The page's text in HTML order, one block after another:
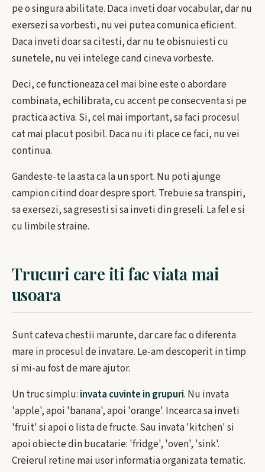
pe o singura abilitate. Daca inveti doar vocabular, dar nu
exersezi sa vorbesti, nu vei putea comunica eficient.
Daca inveti doar sa citesti, dar nu te obisnuiesti cu
sunetele, nu vei intelege cand cineva vorbeste.
Deci, ce functioneaza cel mai bine este o abordare
combinata, echilibrata, cu accent pe consecventa si pe
practica activa. Si, cel mai important, sa faci procesul
cat mai placut posibil. Daca nu iti place ce faci, nu vei
continua.
Gandeste-te la asta ca la un sport. Nu poti ajunge
campion citind doar despre sport. Trebuie sa transpiri,
sa exersezi, sa gresesti si sa inveti din greseli. La fel e si
cu limbile straine.
Trucuri care iti fac viata mai
usoara
Sunt cateva chestii marunte, dar care fac o diferenta
mare in procesul de invatare. Le-am descoperit in timp
si mi-au fost de mare ajutor.
Un truc simplu: invata cuvinte in grupuri. Nu invata
'apple', apoi 'banana', apoi 'orange'. Incearca sa inveti
'fruit' si apoi o lista de fructe. Sau invata 'kitchen' si
apoi obiecte din bucatarie: 'fridge', 'oven', 'sink'.
Creierul retine mai usor informatia organizata tematic.